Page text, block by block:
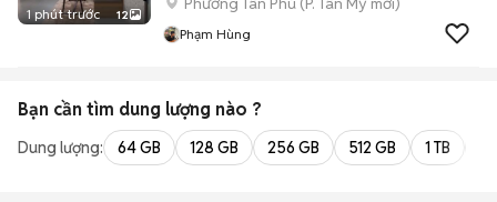
1 phút trước 12
Phạm Hùng
Bạn cần tìm dung lượng nào ?
Dung lượng: 64 GB 128 GB 256 GB 512 GB 1 TB